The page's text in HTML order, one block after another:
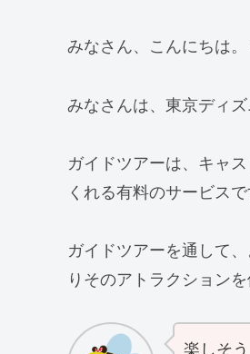
みなさん、こんにちは。
みなさんは、東京ディ
ガイドツアーは、キャ
くれる有料のサービスで
ガイドツアーを通して
りそのアトラクション
楽しそ